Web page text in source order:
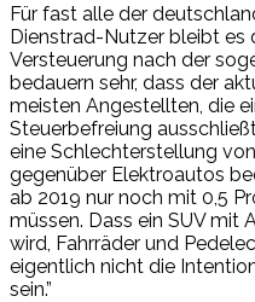
Für fast alle der
Dienstrad-Nutzer bleibt es
Versteuerung nach der
bedauern sehr, dass der
meisten Angestellten, die
Steuerbefreiung
eine Schlechterstellung
gegenüber Elektroautos
ab 2019 nur noch mit 0,5
müssen. Dass ein SUV
wird, Fahrräder und
eigentlich nicht die
sein.”